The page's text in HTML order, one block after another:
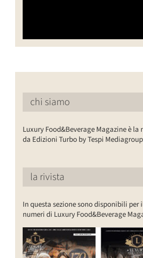
chi siamo
Luxury Food&Beverage Magazine è
da Edizioni Turbo by Tespi
la rivista
In questa sezione sono disponibili
numeri di Luxury Food&Beverage